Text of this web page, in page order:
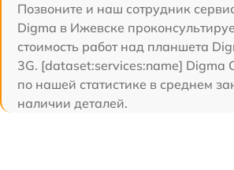
Позвоните и наш сотрудник
Digma в Ижевске
стоимость работ над планшета
3G. [dataset:services:name] Digma
по нашей статистике в среднем
наличии деталей.